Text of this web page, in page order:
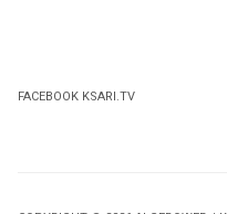
FACEBOOK KSARI.TV